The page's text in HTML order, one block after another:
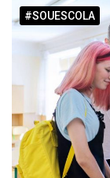
#SOUESCOLA